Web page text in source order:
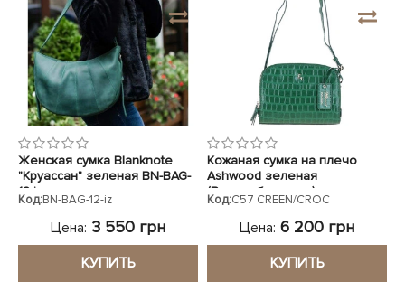
Женская сумка Blanknote
"Круассан" зеленая BN-BAG-
12-iz
Код:BN-BAG-12-iz
Цена: 3 550 грн
КУПИТЬ
Кожаная сумка на плечо
Ashwood зеленая
(Великобритания)
Код:C57 CREEN/CROC
Цена: 6 200 грн
КУПИТЬ